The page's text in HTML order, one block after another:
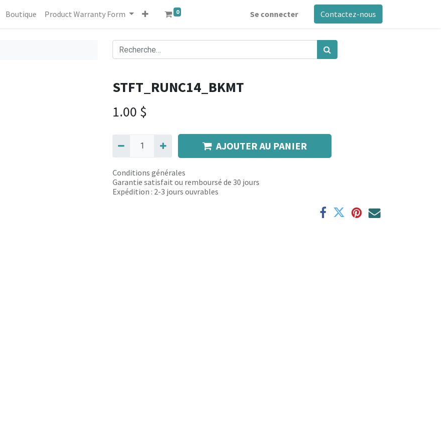
Boutique Product Warranty Form 0 Se connecter Contactez-nous
STFT_RUNC14_BKMT
1.00 $
AJOUTER AU PANIER
Conditions générales
Garantie satisfait ou remboursé de 30 jours
Expédition : 2-3 jours ouvrables